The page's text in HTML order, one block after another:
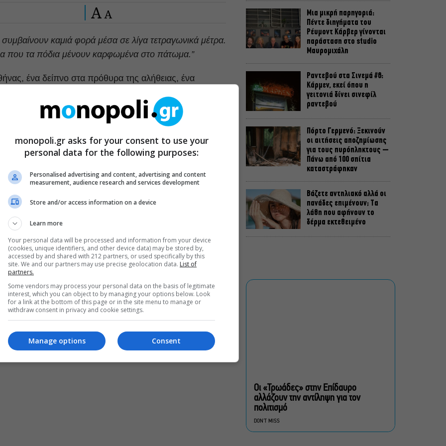
A A
συμβαίνουν καμιά φορά μέσα σε λίγα τετραγωνικά μέτρα.
που τα πόδια μένουν καρφωμένα στο πάτωμα.”
ένα δείπνο στα πρόθυρα της αλήθειας, ένα
ένα τηλέφωνο που χτυπά, ένα αεροπορικό
γεμάτος γράμματα, το σπίτι στην Άνδρο, τα
ο Αριστοτέλης.
και πίσω απ’ όλα αυτά, ένα όνομα. Σαν ανάγκη
Προς αναζήτηση του απόλυτου. Κι αν αυτό
για αθανασία”. Γιατί, αλήθεια, και ποιος δεν
εκτός από το ομώνυμο διήγημα, ένα ακόμη εξαιρετικής
βιβλίο της Λένας Κιτσοπούλου.
Μια μικρή παρηγοριά:
Πέντε διηγήματα του
Ρέυμοντ Κάρβερ γίνονται
παράσταση στο studio
Μαυρομιχάλη
Ραντεβού στα Σινεμά #6:
Κάρμεν, εκεί όπου η
γειτονιά δίνει σινεφίλ
ραντεβού
Πόρτο Γερμενό: Ξεκινούν
οι αιτήσεις αποζημίωσης
για τους πυρόπληκτους –
Πάνω από 100 σπίτια
καταστράφηκαν
Βάζετε αντηλιακό αλλά οι
πανάδες επιμένουν; Τα
λάθη που αφήνουν το
δέρμα εκτεθειμένο
Γκόνη
του Απόστολου Χαντζαρά
στην Πάτμο
ήταν εδώ: Η συγκλονιστική
Οι «Τρωάδες» στην Επίδαυρο
αλλάζουν την αντίληψη για τον
πολιτισμό
DON'T MISS
monopoli.gr asks for your consent to use your
personal data for the following purposes:
Personalised advertising and content, advertising and content
measurement, audience research and services development
Store and/or access information on a device
Learn more
Your personal data will be processed and information from your device
(cookies, unique identifiers, and other device data) may be stored by,
accessed by and shared with 212 partners, or used specifically by this
site. We and our partners may use precise geolocation data. List of
partners.
Some vendors may process your personal data on the basis of legitimate
interest, which you can object to by managing your options below. Look
for a link at the bottom of this page or in the site menu to manage or
withdraw consent in privacy and cookie settings.
Consent
Manage options